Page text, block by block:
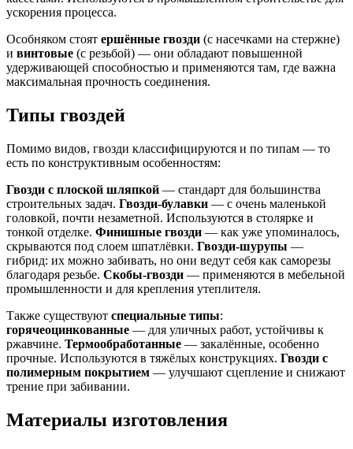
ускорения процесса.
Особняком стоят ершённые гвозди (с насечками на стержне)
и винтовые (с резьбой) — они обладают повышенной
удерживающей способностью и применяются там, где важна
максимальная прочность соединения.
Типы гвоздей
Помимо видов, гвозди классифицируются и по типам — то
есть по конструктивным особенностям:
Гвозди с плоской шляпкой — стандарт для большинства
строительных задач. Гвозди-булавки — с очень маленькой
головкой, почти незаметной. Используются в столярке и
тонкой отделке. Финишные гвозди — как уже упоминалось,
скрываются под слоем шпатлёвки. Гвозди-шурупы —
гибрид: их можно забивать, но они ведут себя как саморезы
благодаря резьбе. Скобы-гвозди — применяются в мебельной
промышленности и для крепления утеплителя.
Также существуют специальные типы:
горячеоцинкованные — для уличных работ, устойчивы к
ржавчине. Термообработанные — закалённые, особенно
прочные. Используются в тяжёлых конструкциях. Гвозди с
полимерным покрытием — улучшают сцепление и снижают
трение при забивании.
Материалы изготовления